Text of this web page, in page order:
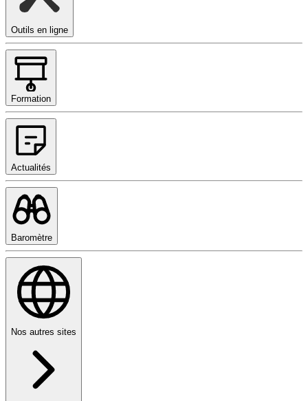
Outils en ligne
Formation
Actualités
Baromètre
Nos autres sites